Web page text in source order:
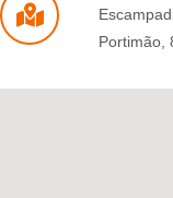
Portimão,